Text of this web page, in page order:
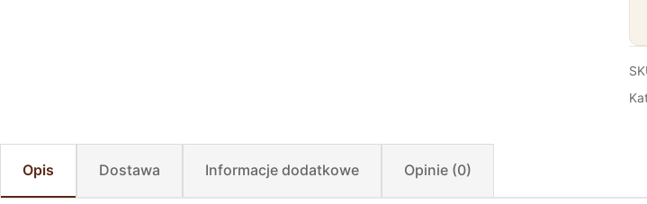
Opis Dostawa Informacje dodatkowe Opinie (0)